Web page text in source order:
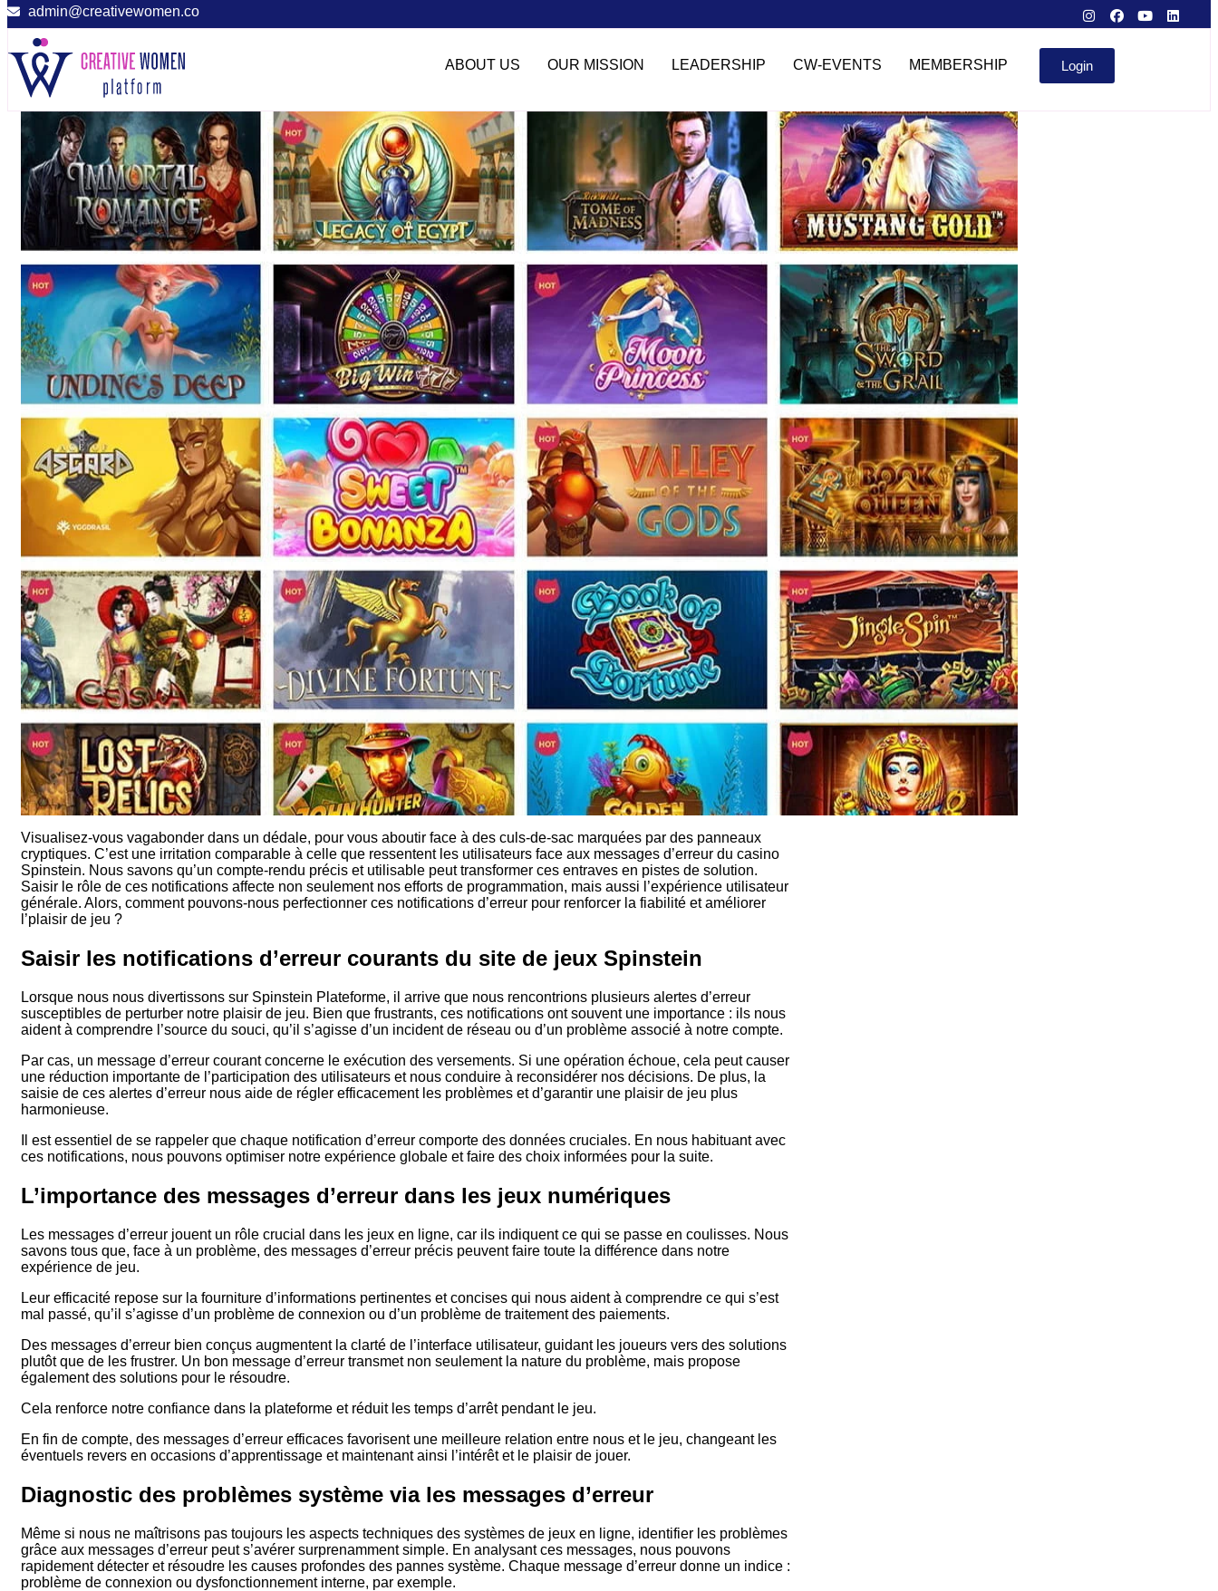
admin@creativewomen.co
ABOUT US OUR MISSION LEADERSHIP CW-EVENTS MEMBERSHIP Login
Visualisez-vous vagabonder dans un dédale, pour vous aboutir face à des culs-de-sac marquées par des panneaux
cryptiques. C’est une irritation comparable à celle que ressentent les utilisateurs face aux messages d’erreur du casino
Spinstein. Nous savons qu’un compte-rendu précis et utilisable peut transformer ces entraves en pistes de solution.
Saisir le rôle de ces notifications affecte non seulement nos efforts de programmation, mais aussi l’expérience utilisateur
générale. Alors, comment pouvons-nous perfectionner ces notifications d’erreur pour renforcer la fiabilité et améliorer
l’plaisir de jeu ?
Saisir les notifications d’erreur courants du site de jeux Spinstein
Lorsque nous nous divertissons sur Spinstein Plateforme, il arrive que nous rencontrions plusieurs alertes d’erreur
susceptibles de perturber notre plaisir de jeu. Bien que frustrants, ces notifications ont souvent une importance : ils nous
aident à comprendre l’source du souci, qu’il s’agisse d’un incident de réseau ou d’un problème associé à notre compte.
Par cas, un message d’erreur courant concerne le exécution des versements. Si une opération échoue, cela peut causer
une réduction importante de l’participation des utilisateurs et nous conduire à reconsidérer nos décisions. De plus, la
saisie de ces alertes d’erreur nous aide de régler efficacement les problèmes et d’garantir une plaisir de jeu plus
harmonieuse.
Il est essentiel de se rappeler que chaque notification d’erreur comporte des données cruciales. En nous habituant avec
ces notifications, nous pouvons optimiser notre expérience globale et faire des choix informées pour la suite.
L’importance des messages d’erreur dans les jeux numériques
Les messages d’erreur jouent un rôle crucial dans les jeux en ligne, car ils indiquent ce qui se passe en coulisses. Nous
savons tous que, face à un problème, des messages d’erreur précis peuvent faire toute la différence dans notre
expérience de jeu.
Leur efficacité repose sur la fourniture d’informations pertinentes et concises qui nous aident à comprendre ce qui s’est
mal passé, qu’il s’agisse d’un problème de connexion ou d’un problème de traitement des paiements.
Des messages d’erreur bien conçus augmentent la clarté de l’interface utilisateur, guidant les joueurs vers des solutions
plutôt que de les frustrer. Un bon message d’erreur transmet non seulement la nature du problème, mais propose
également des solutions pour le résoudre.
Cela renforce notre confiance dans la plateforme et réduit les temps d’arrêt pendant le jeu.
En fin de compte, des messages d’erreur efficaces favorisent une meilleure relation entre nous et le jeu, changeant les
éventuels revers en occasions d’apprentissage et maintenant ainsi l’intérêt et le plaisir de jouer.
Diagnostic des problèmes système via les messages d’erreur
Même si nous ne maîtrisons pas toujours les aspects techniques des systèmes de jeux en ligne, identifier les problèmes
grâce aux messages d’erreur peut s’avérer surprenamment simple. En analysant ces messages, nous pouvons
rapidement détecter et résoudre les causes profondes des pannes système. Chaque message d’erreur donne un indice :
problème de connexion ou dysfonctionnement interne, par exemple.